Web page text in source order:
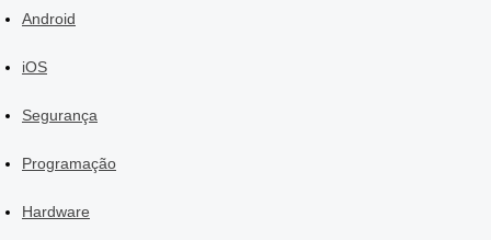
Android
iOS
Segurança
Programação
Hardware